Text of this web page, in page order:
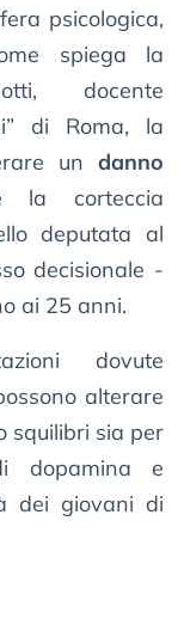
psicologica,
spiega la
docente
di Roma, la
un danno
la corteccia
deputata al
decisionale -
ai 25 anni.
dovute
alterare
squilibri sia per
dopamina e
dei giovani di